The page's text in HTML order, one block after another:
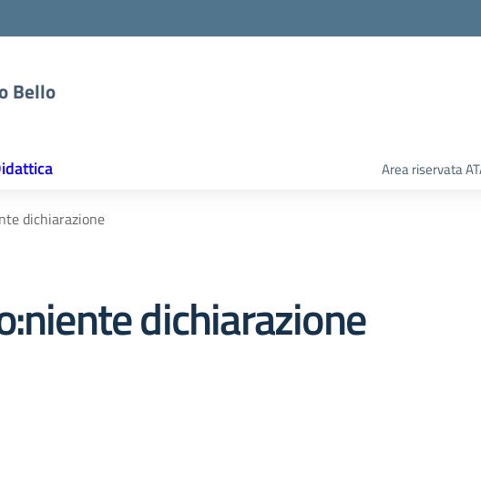
Bello
Area riservata
dichiarazione
dichiarazione